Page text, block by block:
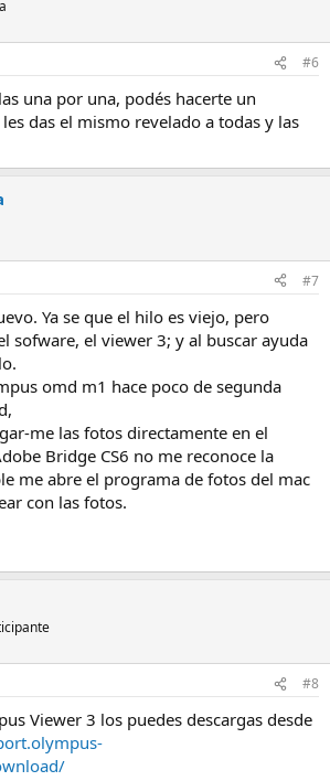
#6
una por una, podés hacerte un
das el mismo revelado a todas y las
#7
Ya se que el hilo es viejo, pero
sofware, el viewer 3; y al buscar ayuda
omd m1 hace poco de segunda
me las fotos directamente en el
Bridge CS6 no me reconoce la
me abre el programa de fotos del mac
con las fotos.
#8
Viewer 3 los puedes descargas desde